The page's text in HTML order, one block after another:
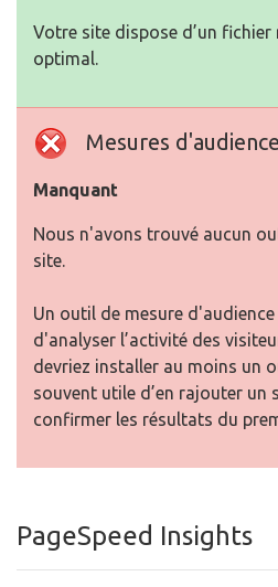
Votre site dispose d’un
optimal.
Mesures d'audience
Manquant
Nous n'avons trouvé aucun
site.
Un outil de mesure
d'analyser l’activité des
devriez installer au moins un
souvent utile d’en rajouter un
confirmer les résultats du
PageSpeed Insights